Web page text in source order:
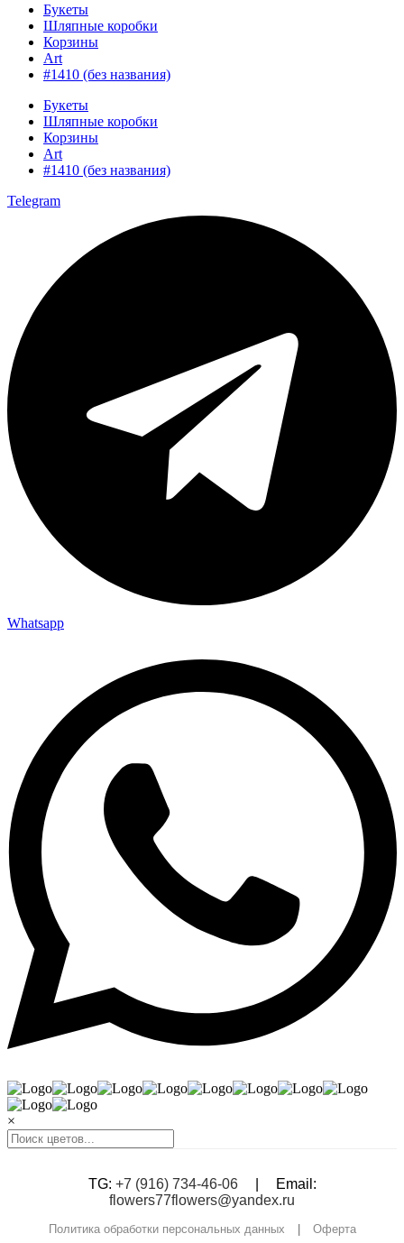
Букеты
Шляпные коробки
Корзины
Art
#1410 (без названия)
Букеты
Шляпные коробки
Корзины
Art
#1410 (без названия)
Telegram
Whatsapp
×
TG: +7 (916) 734-46-06
Email:
flowers77flowers@yandex.ru
Политика обработки персональных данных | Оферта